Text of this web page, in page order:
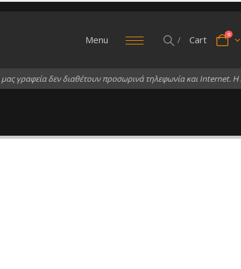
Menu / Cart 0
μας γραφεία δεν διαθέτουν προσωρινά τηλεφωνία και Internet. Η